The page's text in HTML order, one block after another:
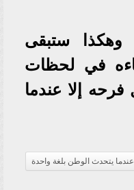
ستبقى
في لحظات
فرحه إلا عندما